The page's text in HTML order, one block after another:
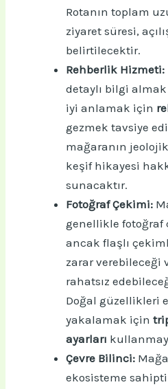
Rotanın toplam
ziyaret süresi,
belirtilecektir.
Rehberlik Hizmeti:
detaylı bilgi
iyi anlamak için
gezmek tavsiye
mağaranın
keşif hikayesi
sunacaktır.
Fotoğraf Çekimi:
genellikle
ancak flaşlı
zarar verebileceği
rahatsız
Doğal güzellikleri
yakalamak için
ayarları
Çevre Bilinci:
ekosisteme